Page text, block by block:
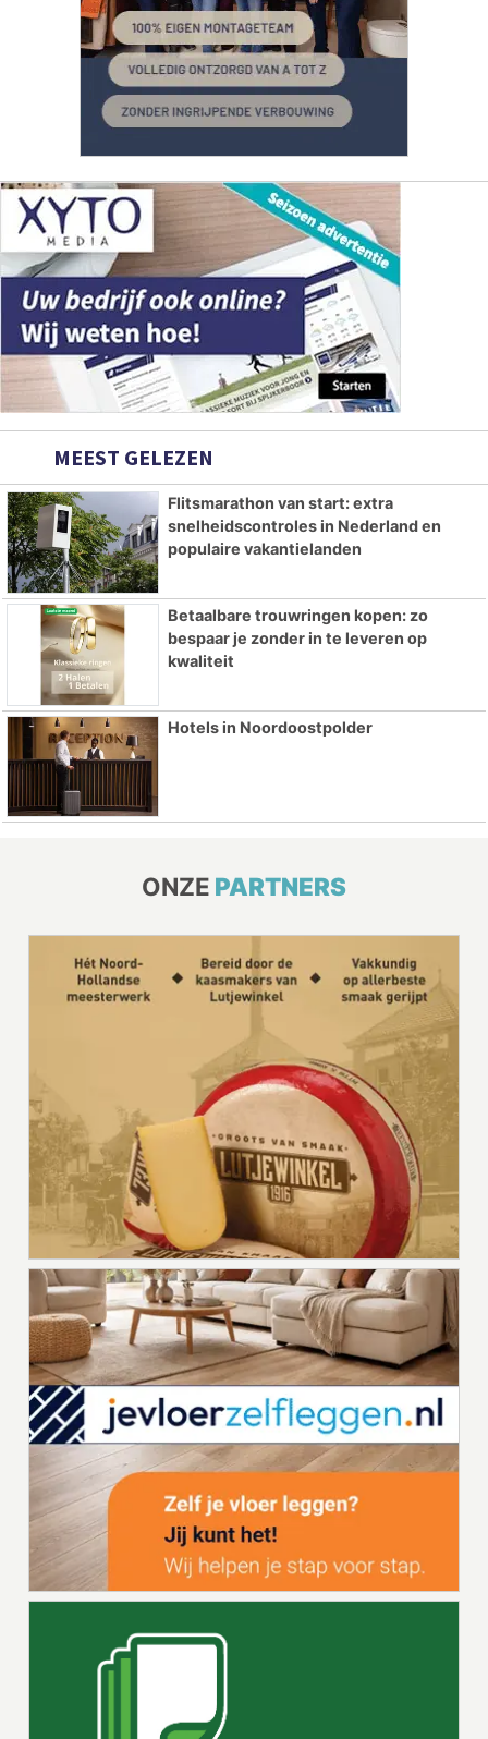
MEEST GELEZEN
Flitsmarathon van start: extra
snelheidscontroles in Nederland en
populaire vakantielanden
Betaalbare trouwringen kopen: zo
bespaar je zonder in te leveren op
kwaliteit
Hotels in Noordoostpolder
ONZE PARTNERS